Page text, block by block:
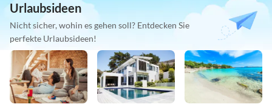
Urlaubsideen
Nicht sicher, wohin es gehen soll? Entdecken Sie
perfekte Urlaubsideen!